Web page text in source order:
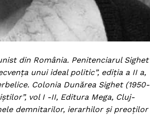
Rețea
Contact
din România. Penitenciarul Sighet
unui ideal politic”, ediția a II a,
Colonia Dunărea Sighet (1950-
vol I -II, Editura Mega, Cluj-
demnitarilor, ierarhilor și preoților